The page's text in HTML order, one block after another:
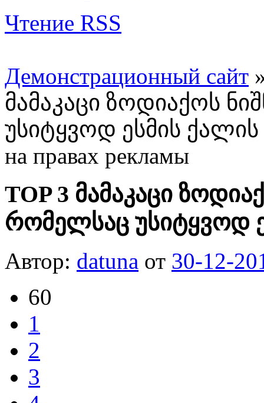
Чтение RSS
Демонстрационный сайт
მამაკაცი ზოდიაქოს
უსიტყვოდ ესმის ქალის
на правах рекламы
TOP 3 მამაკაცი
რომელსაც უსიტყვოდ
Автор: datuna от 30-12-
60
1
2
3